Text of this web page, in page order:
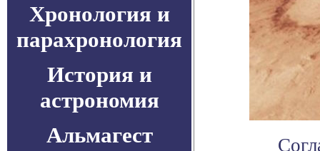
Хронология и
парахронология
История и
астрономия
Альмагест